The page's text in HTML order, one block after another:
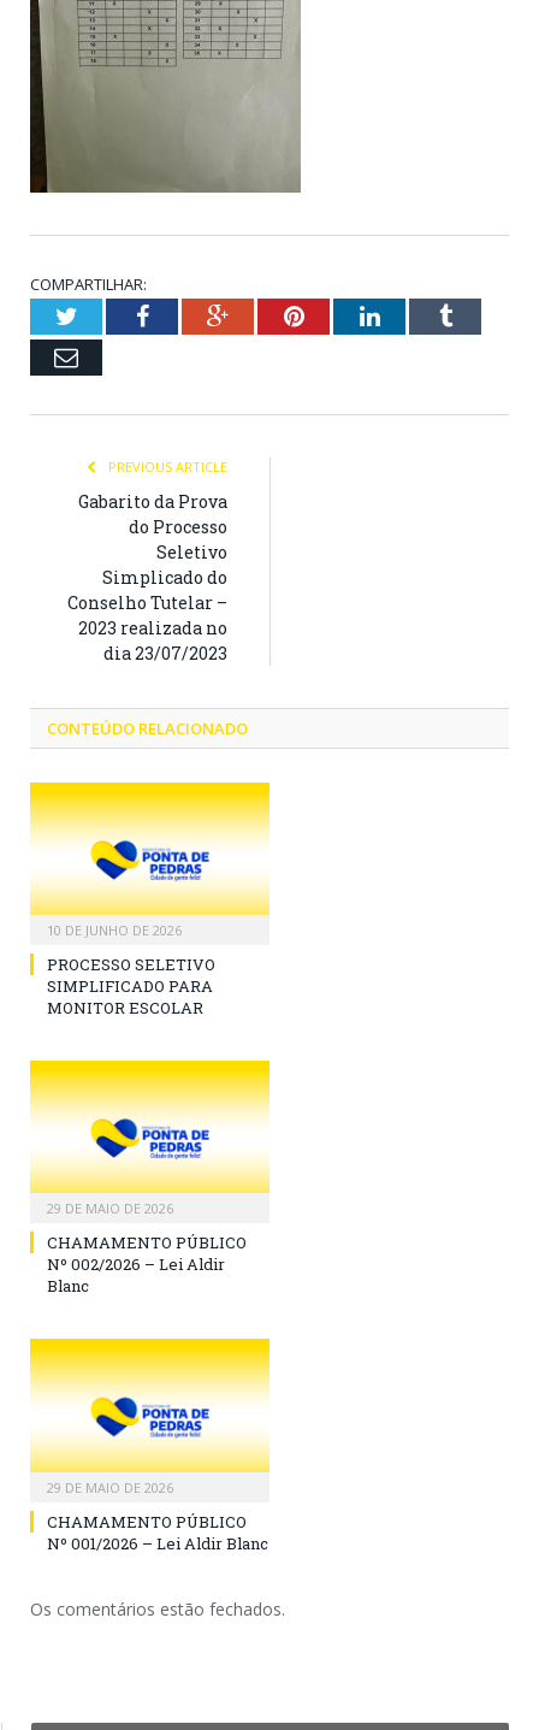
COMPARTILHAR:
TwitterFacebookGoogle+PinterestLinkedInTumblr
Email
PREVIOUS ARTICLE
Gabarito da Prova
do Processo
Seletivo
Simplicado do
Conselho Tutelar –
2023 realizada no
dia 23/07/2023
CONTEÚDO RELACIONADO
10 DE JUNHO DE 2026
PROCESSO SELETIVO
SIMPLIFICADO PARA
MONITOR ESCOLAR
29 DE MAIO DE 2026
CHAMAMENTO PÚBLICO
Nº 002/2026 – Lei Aldir
Blanc
29 DE MAIO DE 2026
CHAMAMENTO PÚBLICO
Nº 001/2026 – Lei Aldir Blanc
Os comentários estão fechados.